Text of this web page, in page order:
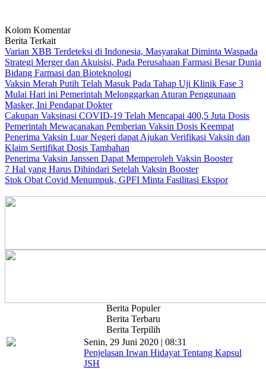
Kolom Komentar
Berita Terkait
Varian XBB Terdeteksi di Indonesia, Masyarakat Diminta Waspada
Strategi Merger dan Akuisisi, Pada Perusahaan Farmasi Besar Dunia
Bidang Farmasi dan Bioteknologi
Vaksin Merah Putih Telah Masuk Pada Tahap Uji Klinik Fase 3
Mulai Hari ini Pemerintah Melonggarkan Aturan Penggunaan
Masker, Ini Pendapat Dokter
Cakupan Vaksinasi COVID-19 Telah Mencapai 400,5 Juta Dosis
Pemerintah Mewacanakan Pemberian Vaksin Dosis Keempat
Penerima Vaksin Luar Negeri dapat Ajukan Verifikasi Vaksin dan
Klaim Sertifikat Dosis Tambahan
Penerima Vaksin Janssen Dapat Memperoleh Vaksin Booster
7 Hal yang Harus Dihindari Setelah Vaksin Booster
Stok Obat Covid Menumpuk, GPFI Minta Fasilitasi Ekspor
Berita Populer
Berita Terbaru
Berita Terpilih
Senin, 29 Juni 2020 | 08:31
Penjelasan Irwan Hidayat Tentang Kapsul
JSH